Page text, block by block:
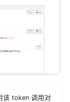
该 token 调用对